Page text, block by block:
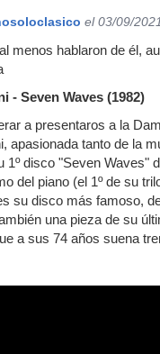
el 03/09/2021
menos hablaron de él,
- Seven Waves (1982)
a presentaros a la
apasionada tanto de la
1º disco "Seven Waves"
del piano (el 1º de su
su disco más famoso,
una pieza de su
a sus 74 años suena